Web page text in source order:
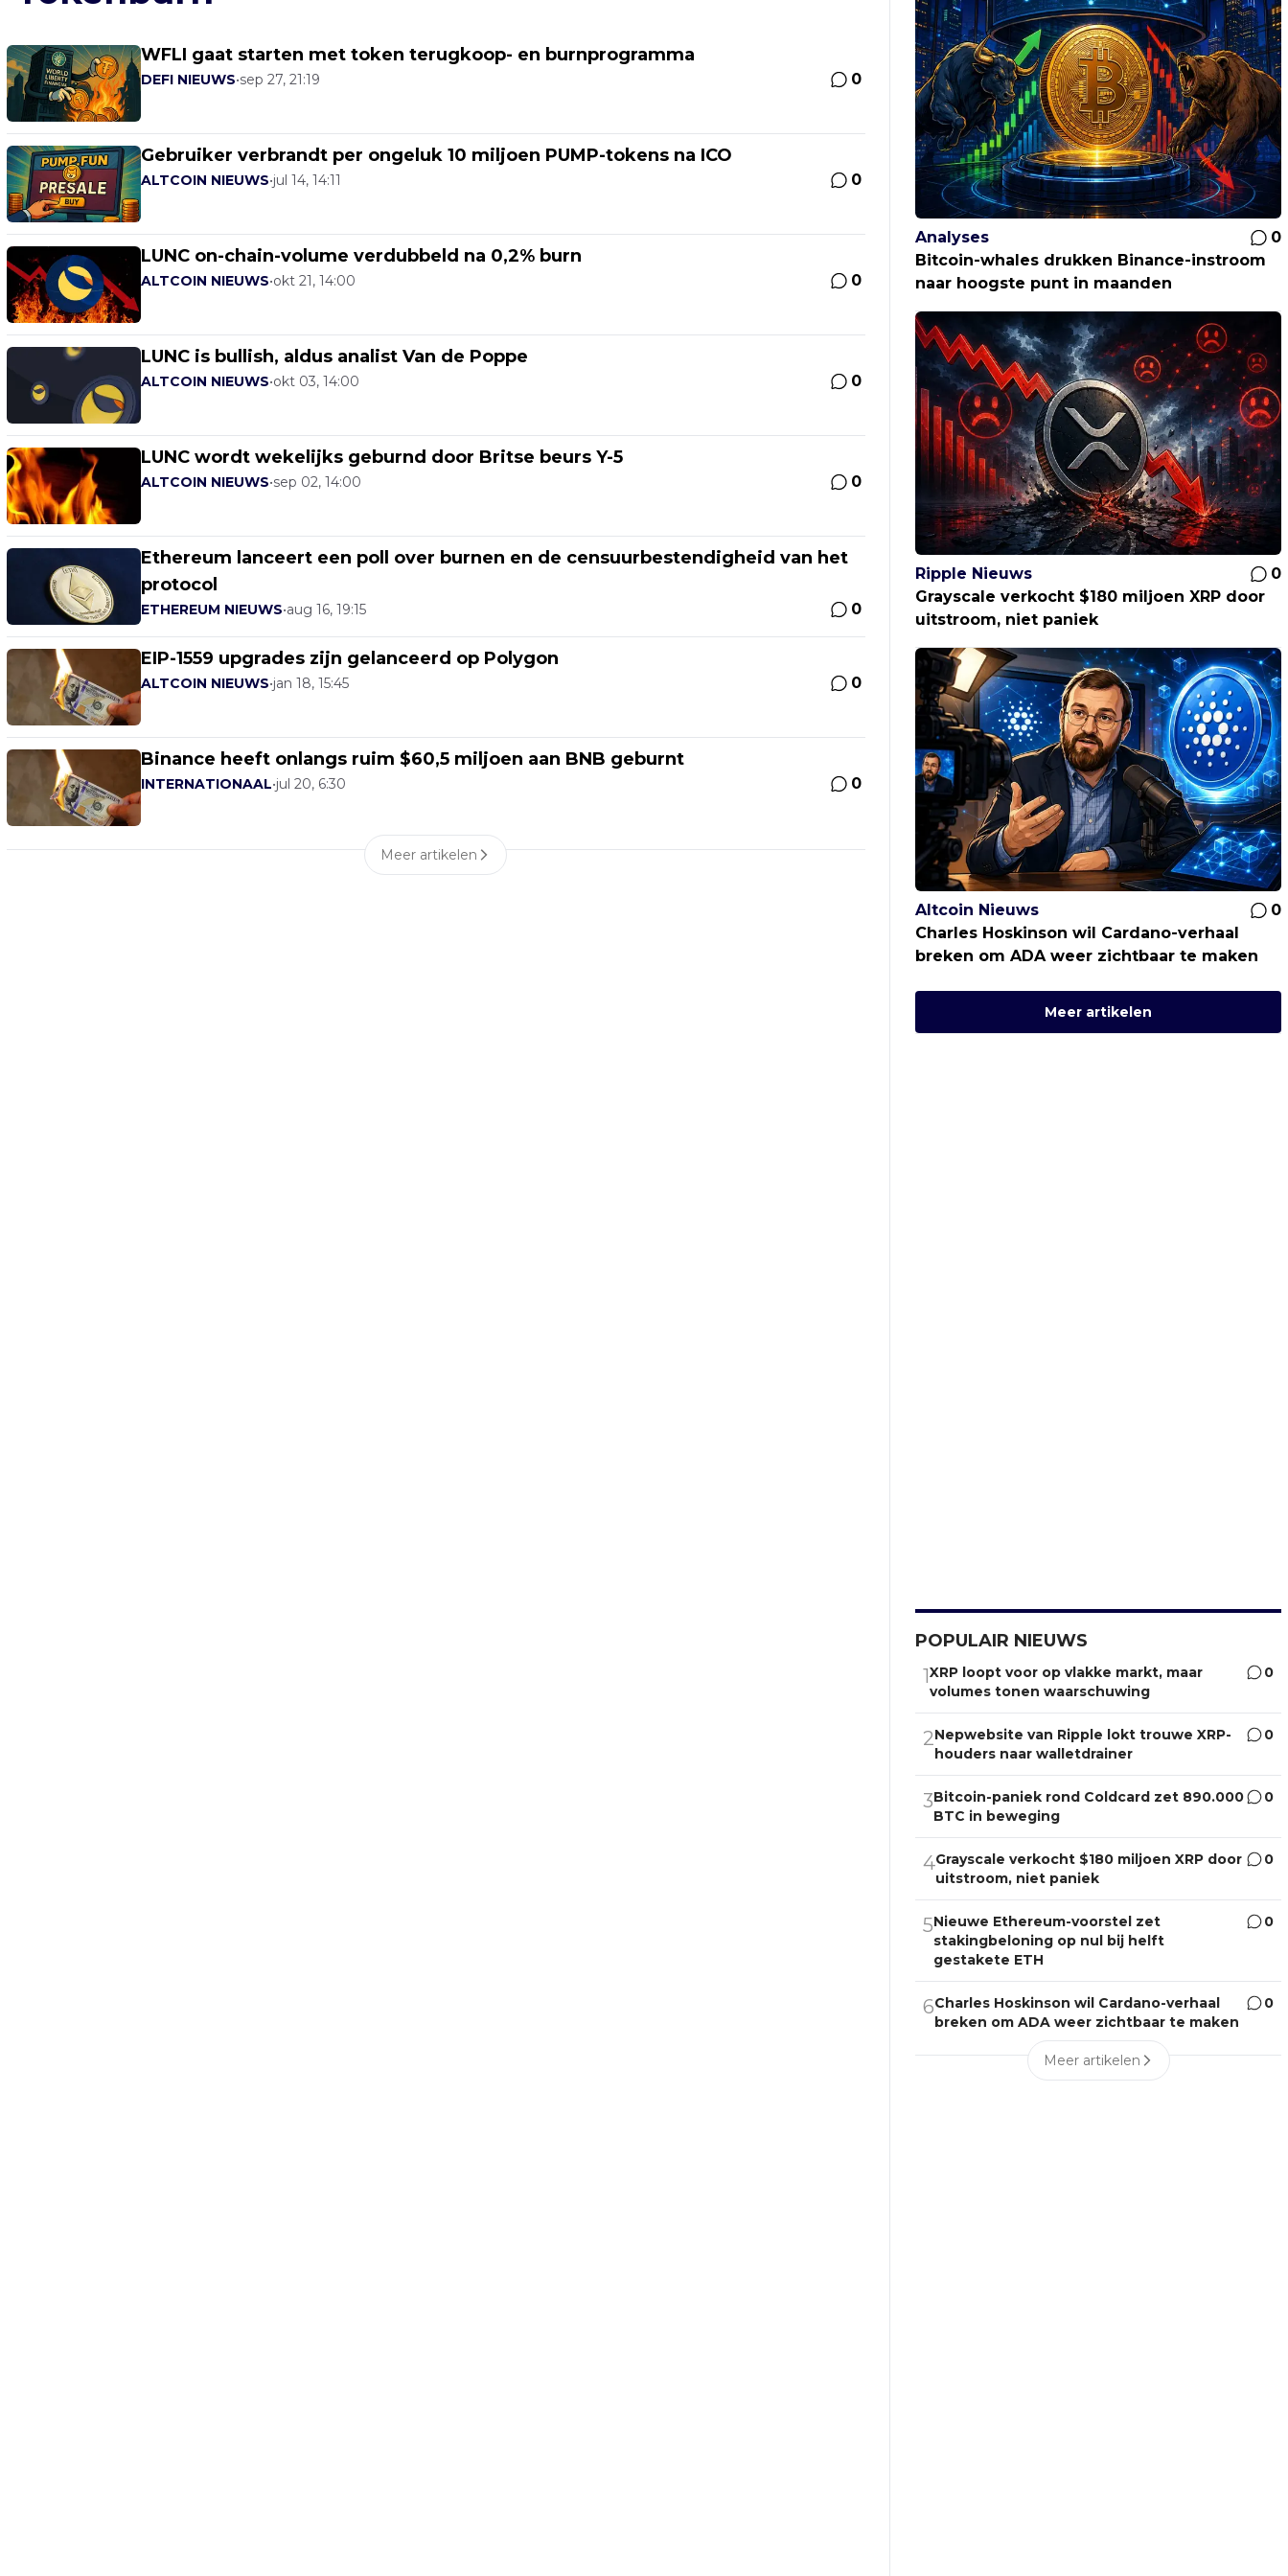
WFLI gaat starten met token terugkoop- en burnprogramma
DEFI NIEUWS•sep 27, 21:19 0
Gebruiker verbrandt per ongeluk 10 miljoen PUMP-tokens na ICO
ALTCOIN NIEUWS•jul 14, 14:11 0
LUNC on-chain-volume verdubbeld na 0,2% burn
ALTCOIN NIEUWS•okt 21, 14:00 0
LUNC is bullish, aldus analist Van de Poppe
ALTCOIN NIEUWS•okt 03, 14:00 0
LUNC wordt wekelijks geburnd door Britse beurs Y-5
ALTCOIN NIEUWS•sep 02, 14:00 0
Ethereum lanceert een poll over burnen en de censuurbestendigheid van het
protocol
ETHEREUM NIEUWS•aug 16, 19:15 0
EIP-1559 upgrades zijn gelanceerd op Polygon
ALTCOIN NIEUWS•jan 18, 15:45 0
Binance heeft onlangs ruim $60,5 miljoen aan BNB geburnt
INTERNATIONAAL•jul 20, 6:30 0
Meer artikelen
Analyses
0
Bitcoin-whales drukken Binance-instroom
naar hoogste punt in maanden
Ripple Nieuws
0
Grayscale verkocht $180 miljoen XRP door
uitstroom, niet paniek
Altcoin Nieuws
0
Charles Hoskinson wil Cardano-verhaal
breken om ADA weer zichtbaar te maken
Meer artikelen
POPULAIR NIEUWS
1XRP loopt voor op vlakke markt, maar
volumes tonen waarschuwing
0
2Nepwebsite van Ripple lokt trouwe XRP-
houders naar walletdrainer
0
3Bitcoin-paniek rond Coldcard zet 890.000
BTC in beweging
0
4Grayscale verkocht $180 miljoen XRP door
uitstroom, niet paniek
0
5Nieuwe Ethereum-voorstel zet
stakingbeloning op nul bij helft
gestakete ETH
0
6Charles Hoskinson wil Cardano-verhaal
breken om ADA weer zichtbaar te maken
0
Meer artikelen